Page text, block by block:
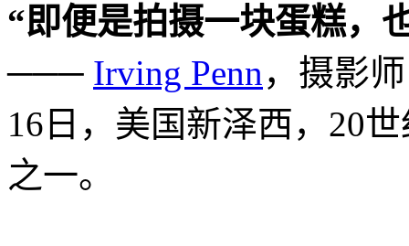
“即便是拍摄一块蛋糕，
─── Irving Penn，摄影
16日，美国新泽西，20
之一。